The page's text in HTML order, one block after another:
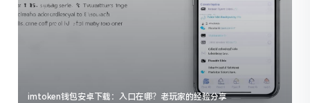
imtoken钱包安卓下载：入口在哪？老玩家的经验分享